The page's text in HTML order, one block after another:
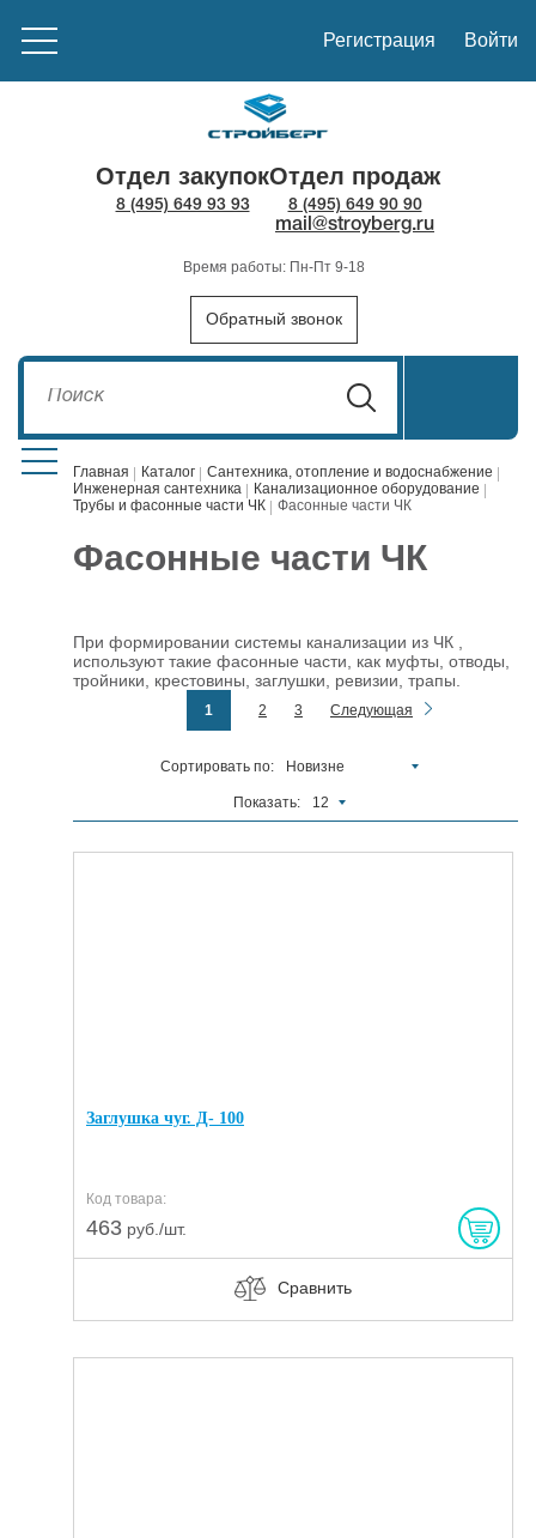
Регистрация Войти
Отдел закупок
8 (495) 649 93 93
Отдел продаж
8 (495) 649 90 90
mail@stroyberg.ru
Время работы: Пн-Пт 9-18
Обратный звонок
Стройматериалы
Отделочные
Инструменты 485
водоснабжение
1300
Вентиляционное
и
178
Главная Каталог
Сантехника, отопление и водоснабжение
Инженерная сантехника
Канализационное оборудование
Трубы и фасонные части ЧК
Фасонные части ЧК
Фасонные части ЧК
При формировании системы канализации из ЧК ,
используют такие фасонные части, как муфты, отводы,
тройники, крестовины, заглушки, ревизии, трапы.
1 2 3 Следующая
Сортировать по: Новизне
Показать: 12
Заглушка чуг. Д- 100
Код товара:
463 руб./шт.
Сравнить